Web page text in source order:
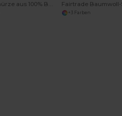
+3 Farben